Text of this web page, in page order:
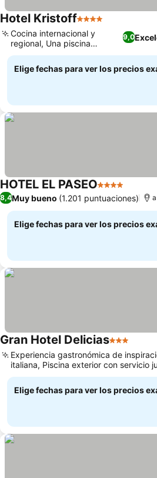
Hotel Kristoff4 Estrellas
9,0
Cocina internacional y
regional, Una piscina
refrescante
Elige fechas para ver los precios
HOTEL EL PASEO4 Estrellas
8,4Muy bueno (1.201 puntuaciones)
Elige fechas para ver los precios
Gran Hotel Delicias3 Estrellas
Experiencia gastronómica de
italiana, Piscina exterior con servicio
ella
Elige fechas para ver los precios